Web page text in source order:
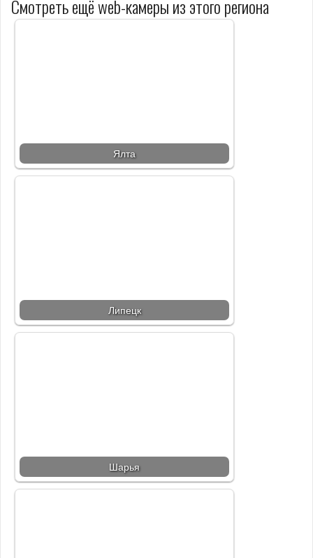
Смотреть ещё web-камеры из этого региона
Ялта
Липецк
Шарья